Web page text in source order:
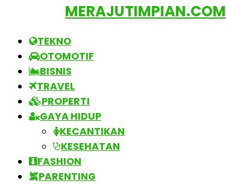
MERAJUTIMPIAN.COM
TEKNO
OTOMOTIF
BISNIS
TRAVEL
PROPERTI
GAYA HIDUP
KECANTIKAN
KESEHATAN
FASHION
PARENTING